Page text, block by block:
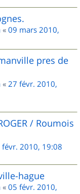
« 09 mars 2010,
pres de
« 27 févr. 2010,
/ Roumois
févr. 2010, 19:08
hague
« 05 févr. 2010,